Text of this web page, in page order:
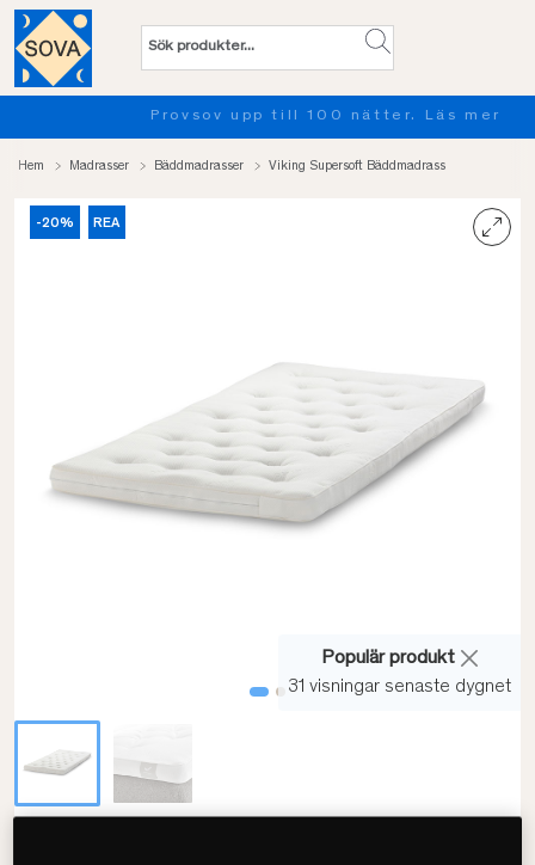
Provsov upp till 100 nätter. Läs mer
Hem Madrasser Bäddmadrasser Viking Supersoft Bäddmadrass
Populär produkt
31 visningar senaste dygnet
-20% REA